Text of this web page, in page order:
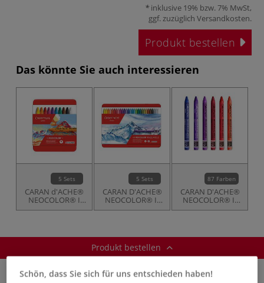
inklusive 19% bzw. 7% MwSt,
ggf. zuzüglich Versandkosten.
Produkt bestellen
Das könnte Sie auch interessieren
5 Sets
CARAN d'ACHE®
NEOCOLOR® I
Etuis
5 Sets
CARAN D'ACHE®
NEOCOLOR® II
wasservermalbare
87 Farben
CARAN D'ACHE®
NEOCOLOR® II
wasservermalbare
Produkt bestellen
Schön, dass Sie sich für uns entschieden haben!